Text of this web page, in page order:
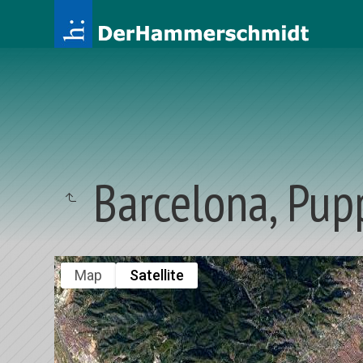
Barcelona,
Map Satellite